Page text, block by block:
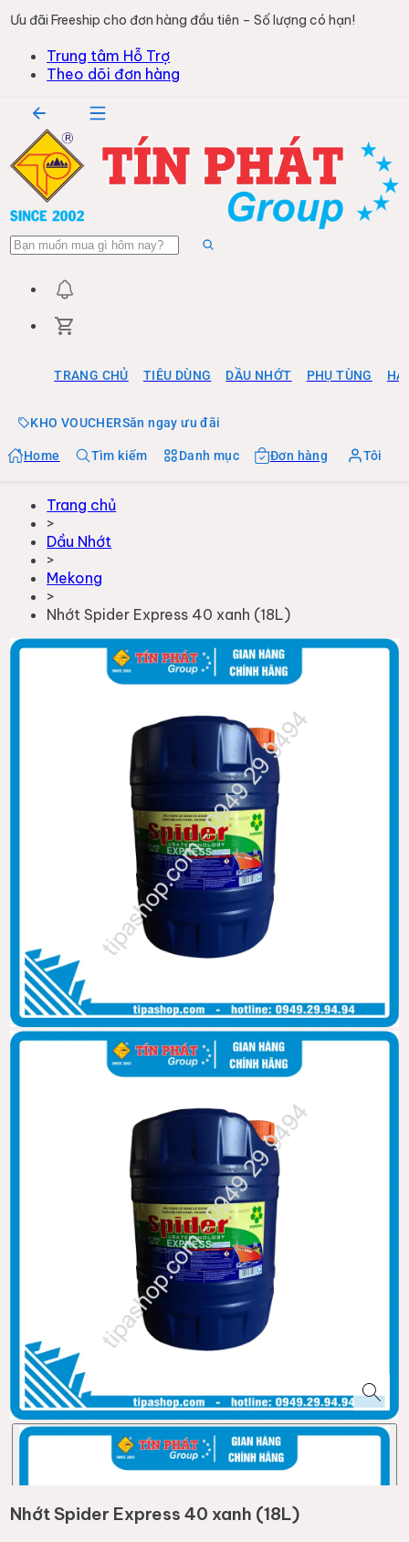
Ưu đãi Freeship cho đơn hàng đầu tiên – Số lượng có hạn!
Trung tâm Hỗ Trợ
Theo dõi đơn hàng
TRANG CHỦ TIÊU DÙNG DẦU NHỚT PHỤ TÙNG
KHO VOUCHERSăn ngay ưu đãi
Home Tìm kiếm Danh mục Đơn hàng Tôi
Trang chủ
>
Dầu Nhớt
>
Mekong
>
Nhớt Spider Express 40 xanh (18L)
Nhớt Spider Express 40 xanh (18L)